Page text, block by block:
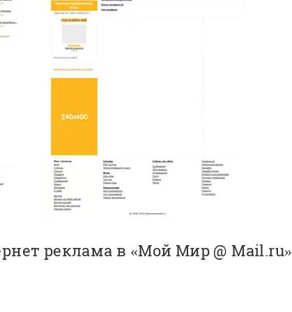
реклама в «Мой Мир @ Mail.ru»